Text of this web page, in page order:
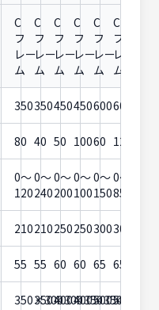
C
フ
レー
ム
C
フ
レー
ム
C
フ
レー
ム
C
フ
レー
ム
C
フ
レー
ム
C
フ
レー
ム
350350450450600600
80 40 50 10060 120
0〜
120
0〜
240
0〜
200
0〜
100
0〜
150
0〜
85
210210250250300300
55 55 60 60 65 65
350×300
350×300
400×350
400×350
500×400